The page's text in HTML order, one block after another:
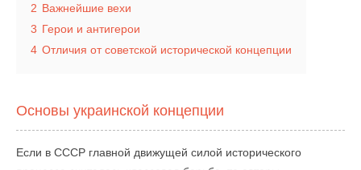
2 Важнейшие вехи
3 Герои и антигерои
4 Отличия от советской исторической концепции
Основы украинской концепции
Если в СССР главной движущей силой исторического